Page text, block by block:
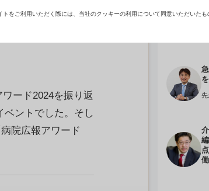
もうひとつ隠れた
院広報の担当者同
ード2024を振り返
ベントでした。そし
院広報アワード
先
をご利用いただく際には、当社のクッキーの利用について同意いただいたも